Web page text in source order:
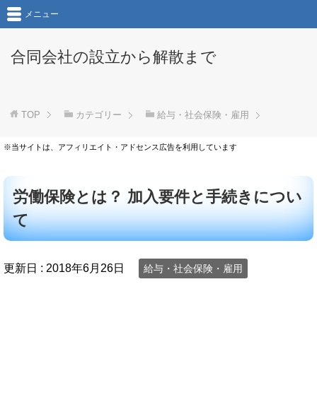
合同会社の設立から解散まで
メニュー
TOP カテゴリー 給与・社会保険・雇用
※当サイトは、アフィリエイト・アドセンス広告を利用しています
労働保険とは？ 加入要件と手続きについ
て
更新日 : 2018年6月26日 給与・社会保険・雇用